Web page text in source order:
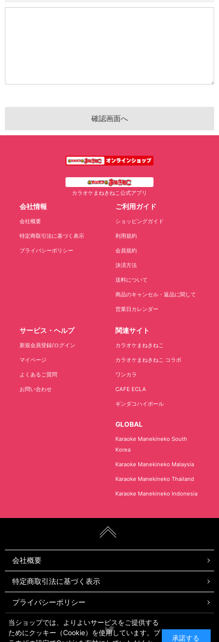
カラオケまねきねこ公式アプリ
会社情報
会社概要
特定商取引法に基づく表示
プライバシーポリシー
ご利用ガイド
ショッピングガイド
利用規約
会員規約
決済方法
送料について
商品のキャンセル・返品に関して
営業日カレンダー
サービス・ヘルプ
新規会員登録/ログイン
マイページ
よくあるご質問
お問い合わせ
関連サイト
カラオケまねきねこ
カラオケまねきねこ コラボ
ワンカラ
CAFE ECLA
ギンダコハイボール
GLOBAL
Karaoke Manekineko South
Korea
Karaoke Manekineko Malaysia
Karaoke Manekineko Thailand
Karaoke Manekineko Indonesia
会社概要
特定商取引法に基づく表示
プライバシーポリシー
Twitter
当ショップでは、よりよいサービスをご提供する
ためにクッキー（Cookie）を使用しています。ブ
承諾する